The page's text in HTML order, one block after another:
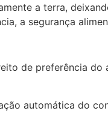
a terra,
a segurança
de preferência do
automática do